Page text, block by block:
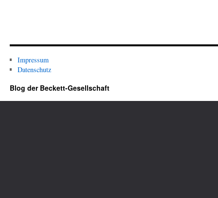
Impressum
Datenschutz
Blog der Beckett-Gesellschaft